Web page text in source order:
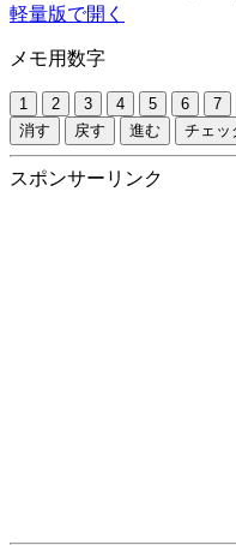
軽量版で開く
メモ用数字
1 2 3 4 5 6 7
消す
戻す 進む チェッ
スポンサーリンク